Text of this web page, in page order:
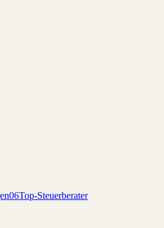
06Top-Steuerberater